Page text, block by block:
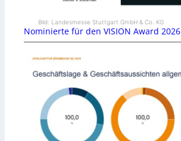
Bild: Landesmesse Stuttgart GmbH & Co. KG
Nominierte für den VISION Award 2026